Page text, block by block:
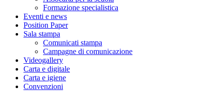
Formazione specialistica
Eventi e news
Position Paper
Sala stampa
Comunicati stampa
Campagne di comunicazione
Videogallery
Carta e digitale
Carta e igiene
Convenzioni